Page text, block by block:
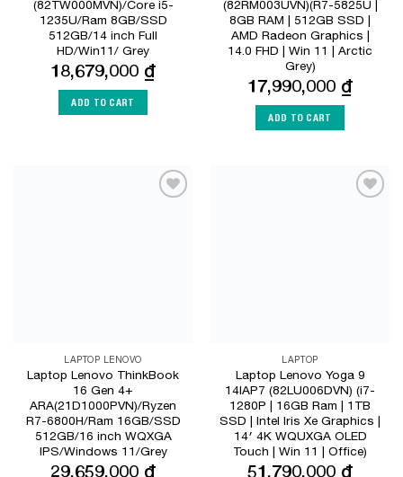
(82TW000MVN)/Core i5-
1235U/Ram 8GB/SSD
512GB/14 inch Full
HD/Win11/ Grey
18,679,000 ₫
ADD TO CART
(82RM003UVN)(R7-5825U |
8GB RAM | 512GB SSD |
AMD Radeon Graphics |
14.0 FHD | Win 11 | Arctic
Grey)
17,990,000 ₫
ADD TO CART
LAPTOP LENOVO
Laptop Lenovo ThinkBook
16 Gen 4+
ARA(21D1000PVN)/Ryzen
R7-6800H/Ram 16GB/SSD
512GB/16 inch WQXGA
IPS/Windows 11/Grey
29,659,000 ₫
LAPTOP
Laptop Lenovo Yoga 9
14IAP7 (82LU006DVN) (i7-
1280P | 16GB Ram | 1TB
SSD | Intel Iris Xe Graphics |
14′ 4K WQUXGA OLED
Touch | Win 11 | Office)
51,790,000 ₫